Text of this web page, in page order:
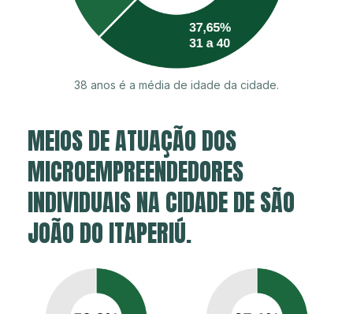
38 anos é a média de idade da cidade.
MEIOS DE ATUAÇÃO DOS
MICROEMPREENDEDORES
INDIVIDUAIS NA CIDADE DE SÃO
JOÃO DO ITAPERIÚ.